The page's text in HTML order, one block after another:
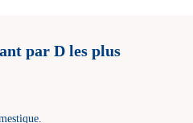
par D les plus
.